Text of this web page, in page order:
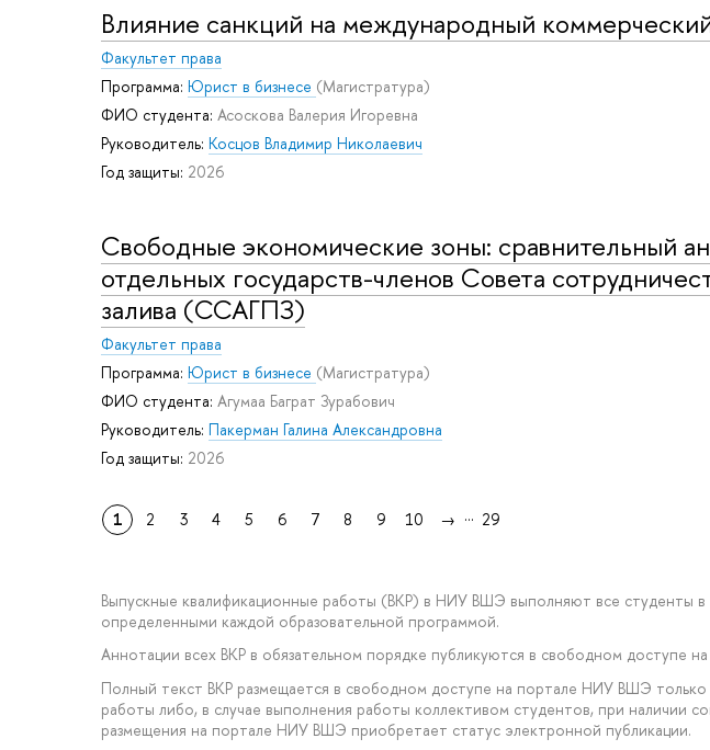
Влияние санкций на международный
Факультет права
Программа: Юрист в бизнесе (Магистратура)
ФИО студента: Асоскова Валерия Игоревна
Руководитель: Косцов Владимир Николаевич
Год защиты: 2026
Свободные экономические зоны: сравнительный
отдельных государств-членов Совета
залива (ССАГПЗ)
Факультет права
Программа: Юрист в бизнесе (Магистратура)
ФИО студента: Агумаа Баграт Зурабович
Руководитель: Пакерман Галина Александровна
Год защиты: 2026
1 2 3 4 5 6 7 8 9 10 → ... 29
Выпускные квалификационные работы (ВКР) в НИУ ВШЭ выполняют все студенты в
определенными каждой образовательной программой.
Аннотации всех ВКР в обязательном порядке публикуются в свободном доступе
Полный текст ВКР размещается в свободном доступе на портале НИУ ВШЭ только
работы либо, в случае выполнения работы коллективом студентов, при наличии
размещения на портале НИУ ВШЭ приобретает статус электронной публикации.